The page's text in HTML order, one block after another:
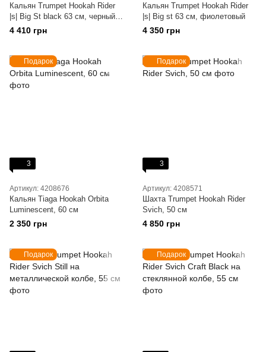
Кальян Trumpet Hookah Rider
|s| Big St black 63 см, черный
супер мат
4 410 грн
Кальян Trumpet Hookah Rider
|s| Big st 63 см, фиолетовый
4 350 грн
Подарок
3
Артикул: 4208676
Кальян Tiaga Hookah Orbita
Luminescent, 60 см
2 350 грн
Подарок
3
Артикул: 4208571
Шахта Trumpet Hookah Rider
Svich, 50 см
4 850 грн
Подарок Подарок